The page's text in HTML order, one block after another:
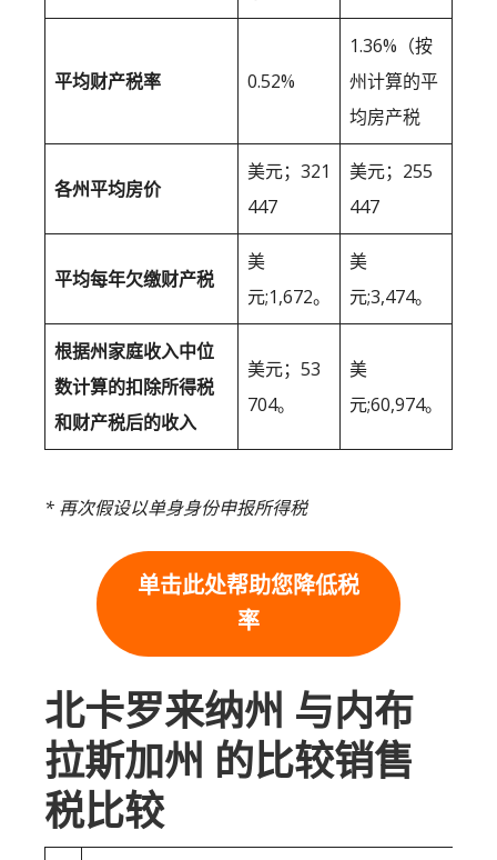
平均财产税率 0.52%
1.36%（按
州计算的平
均房产税
各州平均房价
美元；321
447
美元；255
447
平均每年欠缴财产税
美
元;1,672。
美
元;3,474。
根据州家庭收入中位
数计算的扣除所得税
和财产税后的收入
美元；53
704。
美
元;60,974。
* 再次假设以单身身份申报所得税
单击此处帮助您降低税
率
北卡罗来纳州 与内布
拉斯加州 的比较销售
税比较